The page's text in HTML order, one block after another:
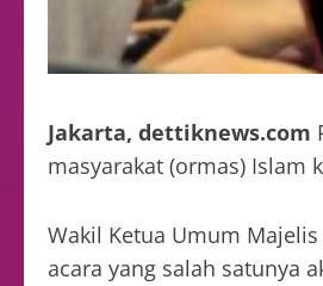
Jakarta, dettiknews.com
masyarakat (ormas) Islam
Wakil Ketua Umum
acara yang salah satunya